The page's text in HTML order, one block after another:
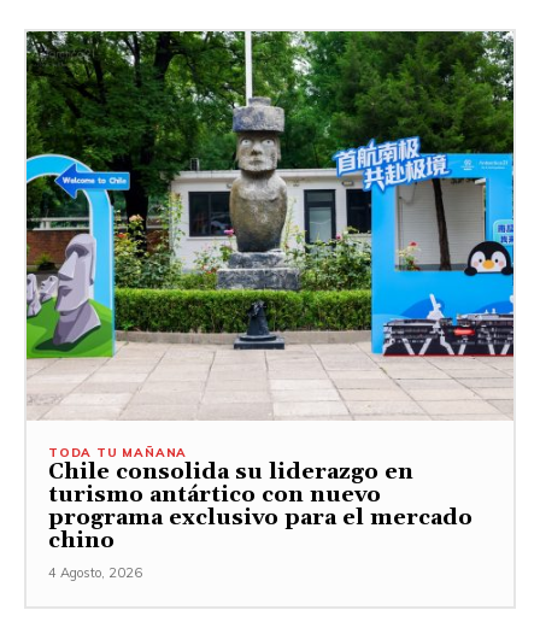
TODA TU MAÑANA
Chile consolida su liderazgo en
turismo antártico con nuevo
programa exclusivo para el mercado
chino
4 Agosto, 2026